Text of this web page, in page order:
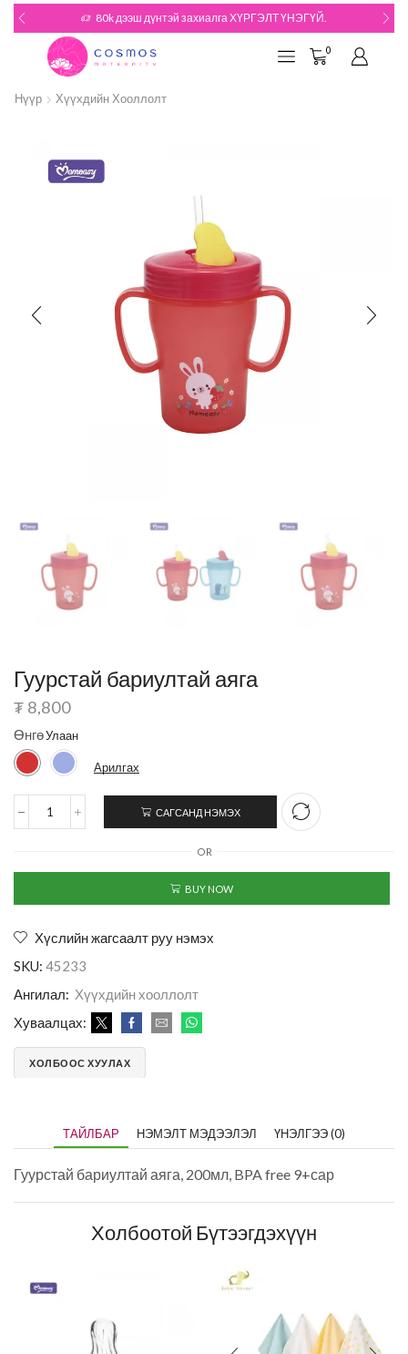
80k дээш дүнтэй захиалга ХҮРГЭЛТ ҮНЭГҮЙ.
0
Нүүр Хүүхдийн Хооллолт
Гуурстай бариултай аяга
₮ 8,800
Өнгө
Арилгах
САГСАНД НЭМЭХ
OR
BUY NOW
Хүслийн жагсаалт руу нэмэх
SKU: 45233
Ангилал: Хүүхдийн хооллолт
Хуваалцах:
ХОЛБООС ХУУЛАХ
ТАЙЛБАР НЭМЭЛТ МЭДЭЭЛЭЛ ҮНЭЛГЭЭ (0)
Гуурстай бариултай аяга, 200мл, BPA free 9+сар
Холбоотой Бүтээгдэхүүн